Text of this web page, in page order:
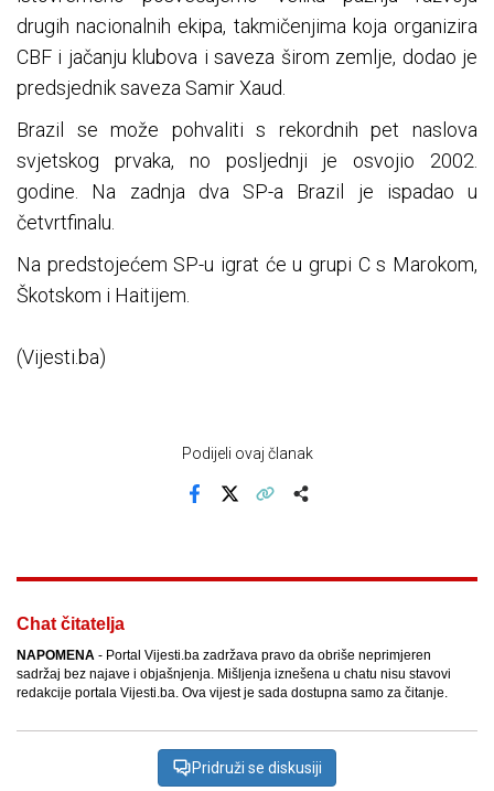
drugih nacionalnih ekipa, takmičenjima koja organizira
CBF i jačanju klubova i saveza širom zemlje, dodao je
predsjednik saveza Samir Xaud.
Brazil se može pohvaliti s rekordnih pet naslova
svjetskog prvaka, no posljednji je osvojio 2002.
godine. Na zadnja dva SP-a Brazil je ispadao u
četvrtfinalu.
Na predstojećem SP-u igrat će u grupi C s Marokom,
Škotskom i Haitijem.
(Vijesti.ba)
Podijeli ovaj članak
Chat čitatelja
NAPOMENA - Portal Vijesti.ba zadržava pravo da obriše neprimjeren
sadržaj bez najave i objašnjenja. Mišljenja iznešena u chatu nisu stavovi
redakcije portala Vijesti.ba. Ova vijest je sada dostupna samo za čitanje.
Pridruži se diskusiji